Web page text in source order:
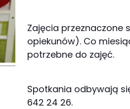
Zajęcia przeznaczone
opiekunów). Co
potrzebne do zajęć.
Spotkania odbywają
642 24 26.